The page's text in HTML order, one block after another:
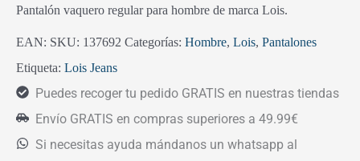
Pantalón vaquero regular para hombre de marca Lois.
EAN: SKU: 137692 Categorías: Hombre, Lois, Pantalones
Etiqueta: Lois Jeans
Puedes recoger tu pedido GRATIS en nuestras tiendas
Envío GRATIS en compras superiores a 49.99€
Si necesitas ayuda mándanos un whatsapp al